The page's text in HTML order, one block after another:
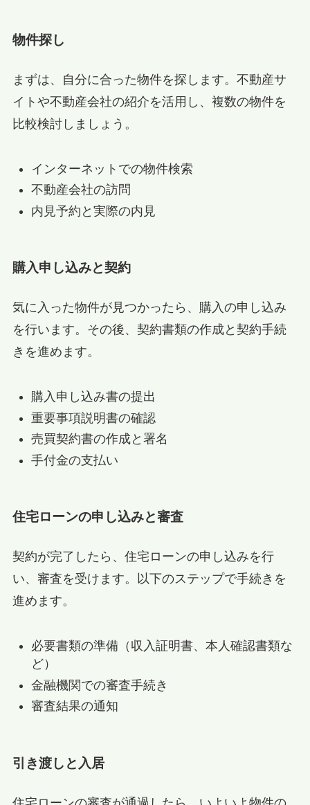
物件探し
まずは、自分に合った物件を探します。不動産サ
イトや不動産会社の紹介を活用し、複数の物件を
比較検討しましょう。
インターネットでの物件検索
不動産会社の訪問
内見予約と実際の内見
購入申し込みと契約
気に入った物件が見つかったら、購入の申し込み
を行います。その後、契約書類の作成と契約手続
きを進めます。
購入申し込み書の提出
重要事項説明書の確認
売買契約書の作成と署名
手付金の支払い
住宅ローンの申し込みと審査
契約が完了したら、住宅ローンの申し込みを行
い、審査を受けます。以下のステップで手続きを
進めます。
必要書類の準備（収入証明書、本人確認書類な
ど）
金融機関での審査手続き
審査結果の通知
引き渡しと入居